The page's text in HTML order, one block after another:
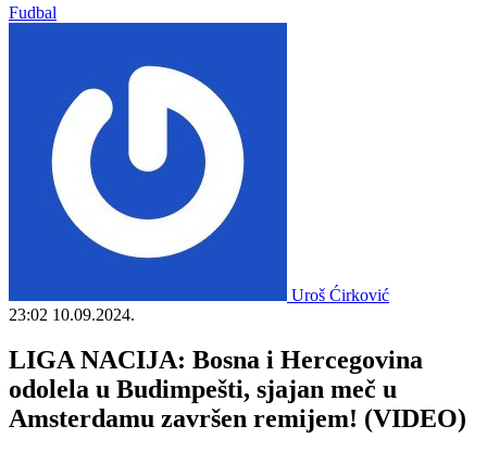
Fudbal
Uroš Ćirković
23:02 10.09.2024.
LIGA NACIJA: Bosna i Hercegovina
odolela u Budimpešti, sjajan meč u
Amsterdamu završen remijem! (VIDEO)